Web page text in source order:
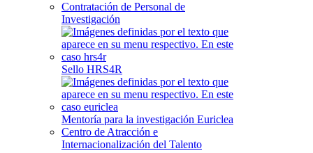
Contratación de Personal de
Investigación
Sello HRS4R
Mentoría para la investigación Euriclea
Centro de Atracción e
Internacionalización del Talento